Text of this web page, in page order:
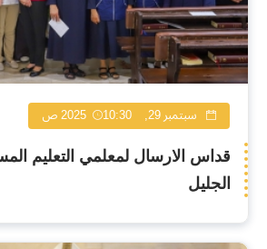
سبتمبر 29, 2025 10:30 ص
قداس الارسال لمعلمي التعليم
الجليل